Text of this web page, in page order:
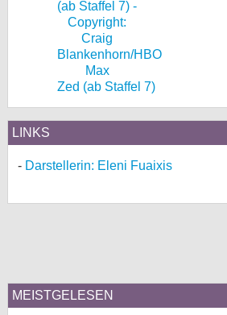
Zed (ab Staffel 7)
LINKS
Darstellerin: Eleni Fuaixis
MEISTGELESEN